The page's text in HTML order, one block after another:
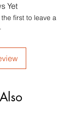
Yet
first to leave a